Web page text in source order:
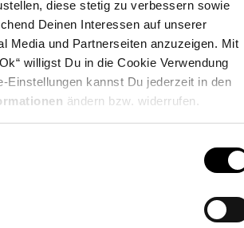
diese stetig zu verbessern sowie
Deinen Interessen auf unserer
Media und Partnerseiten anzuzeigen. Mit
willigst Du in die Cookie Verwendung
Einstellungen kannst Du jederzeit in den
ändern bzw. widerrufen.
IP68
Glas-Glas
mit je 460W (PMax: 1840W / mit
AP Systems EZ1-M-EU 800